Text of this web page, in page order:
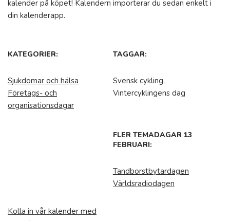
kalender på köpet! Kalendern importerar du sedan enkelt i
din kalenderapp.
KATEGORIER:
Sjukdomar och hälsa
Företags- och
organisationsdagar
TAGGAR:
Svensk cykling,
Vintercyklingens dag
FLER TEMADAGAR 13
FEBRUARI:
Tandborstbytardagen
Världsradiodagen
Kolla in vår kalender med